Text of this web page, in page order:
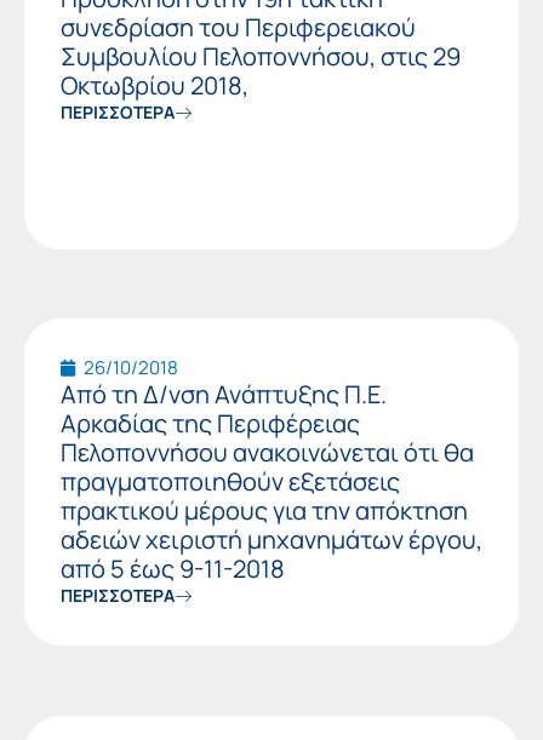
συνεδρίαση του Περιφερειακού
Συμβουλίου Πελοποννήσου, στις 29
Οκτωβρίου 2018,
ΠΕΡΙΣΣΟΤΕΡΑ
26/10/2018
Από τη Δ/νση Ανάπτυξης Π.Ε.
Αρκαδίας της Περιφέρειας
Πελοποννήσου ανακοινώνεται ότι θα
πραγματοποιηθούν εξετάσεις
πρακτικού μέρους για την απόκτηση
αδειών χειριστή μηχανημάτων έργου,
από 5 έως 9-11-2018
ΠΕΡΙΣΣΟΤΕΡΑ